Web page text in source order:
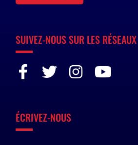
SUIVEZ-NOUS SUR LES
ÉCRIVEZ-NOUS